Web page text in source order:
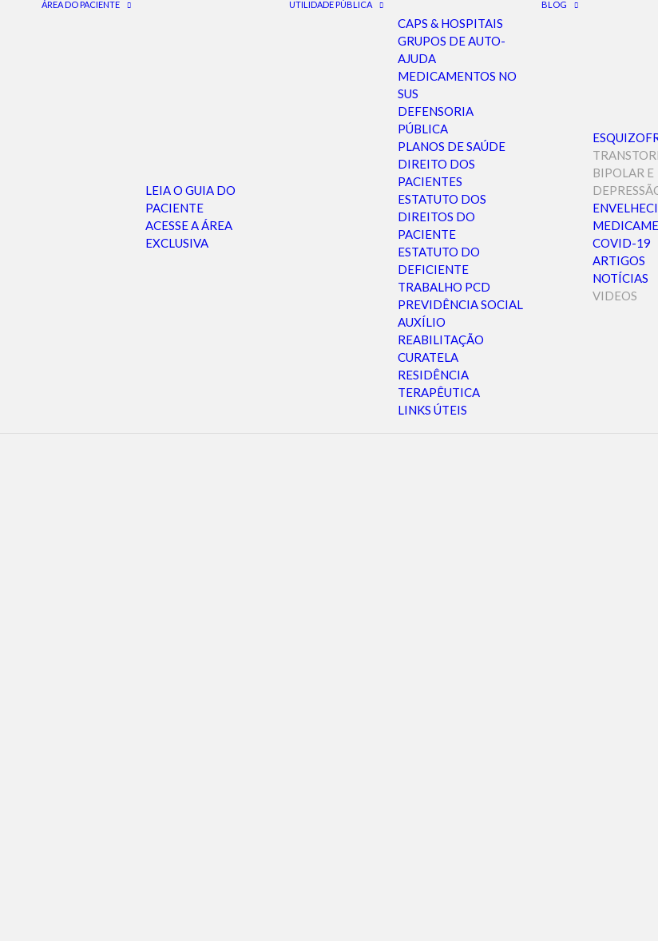
ÁREA DO PACIENTE
LEIA O GUIA DO
PACIENTE
ACESSE A ÁREA
EXCLUSIVA
UTILIDADE PÚBLICA
CAPS & HOSPITAIS
GRUPOS DE AUTO-
AJUDA
MEDICAMENTOS NO
SUS
DEFENSORIA
PÚBLICA
PLANOS DE SAÚDE
DIREITO DOS
PACIENTES
ESTATUTO DOS
DIREITOS DO
PACIENTE
ESTATUTO DO
DEFICIENTE
TRABALHO PCD
PREVIDÊNCIA SOCIAL
AUXÍLIO
REABILITAÇÃO
CURATELA
RESIDÊNCIA
TERAPÊUTICA
LINKS ÚTEIS
BLOG
BIPOLAR E
COVID-19
ARTIGOS
NOTÍCIAS
VIDEOS